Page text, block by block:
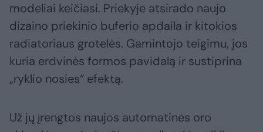
modeliai keičiasi. Priekyje atsirado naujo
dizaino priekinio buferio apdaila ir kitokios
radiatoriaus grotelės. Gamintojo teigimu, jos
kuria erdvinės formos pavidalą ir sustiprina
„ryklio nosies“ efektą.
Už jų įrengtos naujos automatinės oro